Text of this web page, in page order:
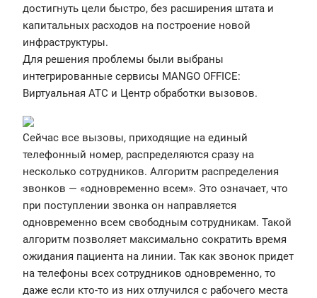
достигнуть цели быстро, без расширения штата и
капитальных расходов на построение новой
инфраструктуры.
Для решения проблемы были выбраны
интегрированные сервисы MANGO OFFICE:
Виртуальная АТС и Центр обработки вызовов.
Сейчас все вызовы, приходящие на единый
телефонный номер, распределяются сразу на
несколько сотрудников. Алгоритм распределения
звонков — «одновременно всем». Это означает, что
при поступлении звонка он направляется
одновременно всем свободным сотрудникам. Такой
алгоритм позволяет максимально сократить время
ожидания пациента на линии. Так как звонок придет
на телефоны всех сотрудников одновременно, то
даже если кто-то из них отлучился с рабочего места